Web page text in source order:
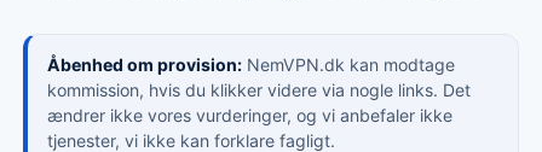
Åbenhed om provision: NemVPN.dk kan modtage
kommission, hvis du klikker videre via nogle links. Det
ændrer ikke vores vurderinger, og vi anbefaler ikke
tjenester, vi ikke kan forklare fagligt.